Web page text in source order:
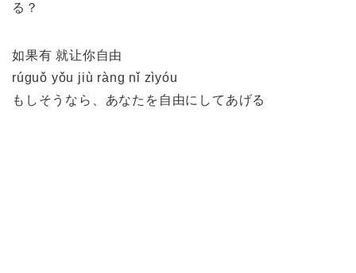
る？
如果有 就让你自由
rúguǒ yǒu jiù ràng nǐ zìyóu
もしそうなら、あなたを自由にしてあげる